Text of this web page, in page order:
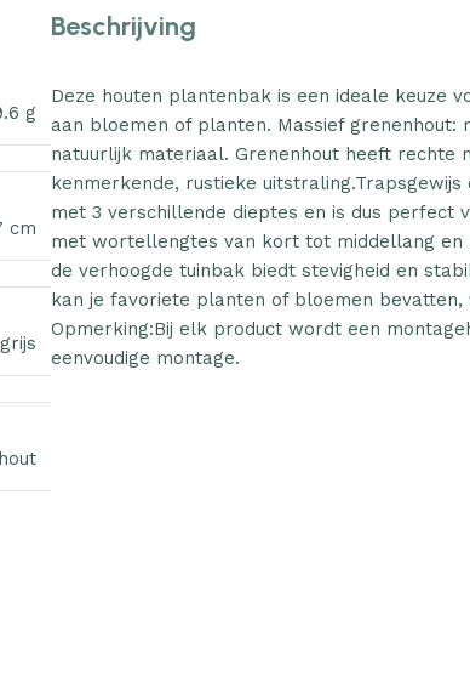
g
cm
grijs
Beschrijving
Deze houten plantenbak is een ideale keuze
aan bloemen of planten. Massief grenenhout:
natuurlijk materiaal. Grenenhout heeft rechte
kenmerkende, rustieke
met 3 verschillende dieptes en is dus perfect
met wortellengtes van kort tot middellang en
de verhoogde tuinbak biedt stevigheid en
kan je favoriete planten of bloemen
Opmerking:Bij elk product wordt een
eenvoudige montage.